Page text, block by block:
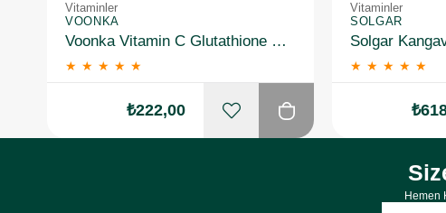
Vitaminler
VOONKA
Voonka Vitamin C Glutathione Complex Efervesan 15 Tablet
★ ★ ★ ★ ★
₺222,00
Vitaminler
SOLGAR
★ ★ ★ ★ ★
Hemen